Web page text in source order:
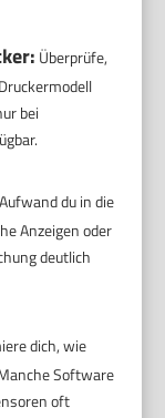
Überprüfe,
bei
du in die
Anzeigen oder
deutlich
dich, wie
Software
oft